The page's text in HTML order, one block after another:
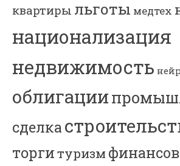
квартиры льготы медтех
национализация
недвижимость
облигации
сделка
торгитуризм